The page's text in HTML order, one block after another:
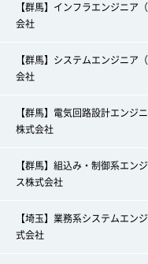
【群馬】インフラエンジニア
会社
【群馬】システムエンジニア
会社
【群馬】電気回路設計エンジ
株式会社
【群馬】組込み・制御系エン
ス株式会社
【埼玉】業務系システムエン
式会社